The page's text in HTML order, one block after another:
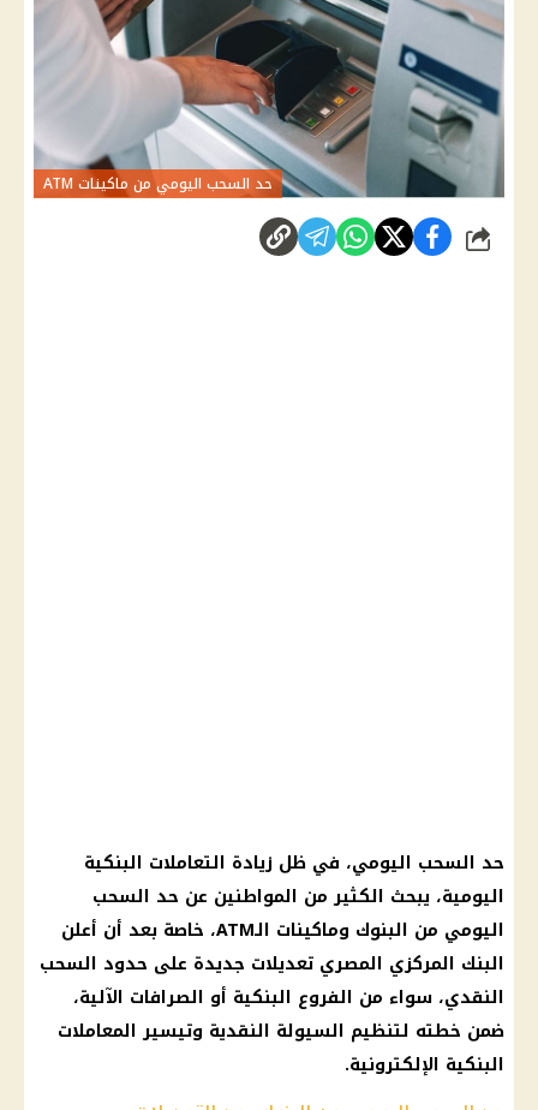
حد السحب اليومي من ماكينات ATM
شارك
حد السحب اليومي، في ظل زيادة التعاملات البنكية
اليومية، يبحث الكثير من المواطنين عن حد السحب
اليومي من البنوك وماكينات الـATM، خاصة بعد أن أعلن
البنك المركزي المصري تعديلات جديدة على حدود السحب
النقدي، سواء من الفروع البنكية أو الصرافات الآلية،
ضمن خطته لتنظيم السيولة النقدية وتيسير المعاملات
البنكية الإلكترونية.